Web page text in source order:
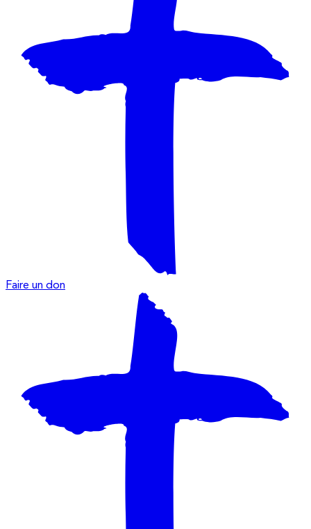
Faire un don